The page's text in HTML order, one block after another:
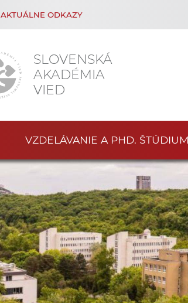
SLOVENSKÁ
AKADÉMIA
VIED
AKTUÁLNE ODKAZY
VZDELÁVANIE A PHD.